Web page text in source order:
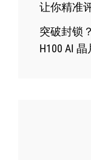
让你精准
突破封锁
H100 AI 晶